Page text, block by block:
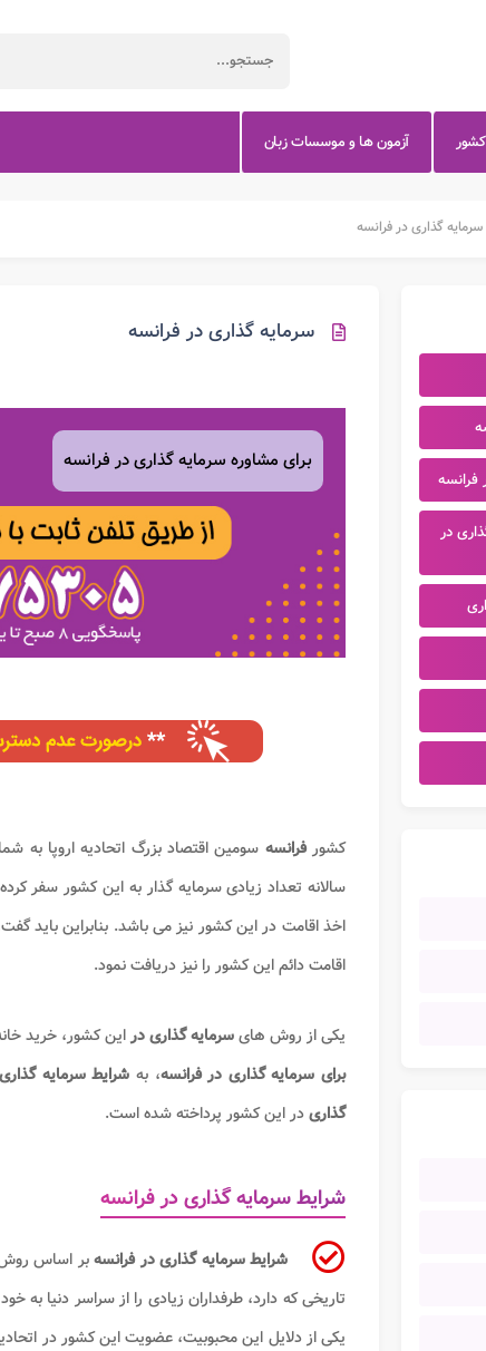
آزمون ها و موسسات زبان
سرمایه گذاری در فرانسه
فرانسه
در
سرمایه گذاری در فرانسه
برای مشاوره سرمایه گذاری در فرانسه
کشورفرانسه سومین اقتصاد بزرگ اتحادیه اروپا به
سالانه تعداد زیادی سرمایه گذار به این کشور سفر
اخذ اقامت در این کشور نیز می باشد. بنابراین باید
اقامت دائم این کشور را نیز دریافت نمود.
یکی از روش هایسرمایه گذاری دراین کشور، خرید
برای سرمایه گذاری در فرانسه، به شرایط سرمایه
گذاریدراین کشور پرداخته شده است.
شرایط سرمایه گذاری در فرانسه
شرایط سرمایه گذاری در فرانسهبر اساس
تاریخی که دارد، طرفداران زیادی را از سراسر دنیا
یکی از دلایل این محبوبیت، عضویت این کشور در اتحادیه